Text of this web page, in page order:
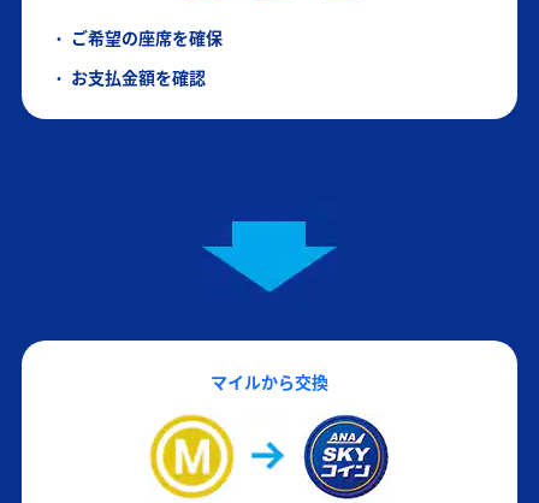
ご希望の座席を確保
お支払金額を確認
マイルから交換